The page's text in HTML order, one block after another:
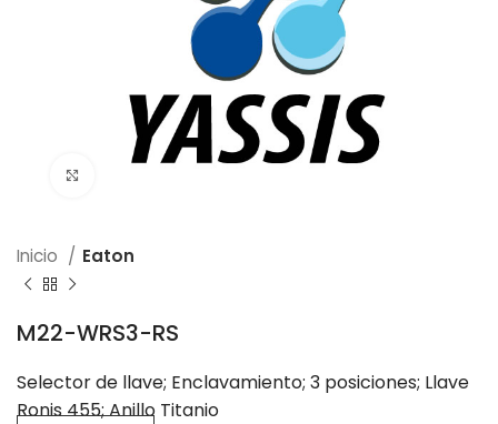
Inicio Eaton
M22-WRS3-RS
Selector de llave; Enclavamiento; 3 posiciones; Llave
Ronis 455; Anillo Titanio